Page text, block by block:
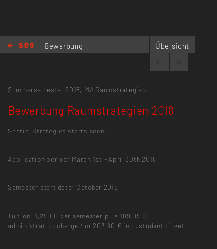
Bewerbung
Übersicht
Sommersemester 2018, MA Raumstrategien
Bewerbung Raumstrategien 2018
Spatial Strategies starts soon:
Application period: March 1st - April 30th 2018
Semester start date: October 2018
Tuition: 1,250 € per semester plus 109,09 €
administration charge / or 203,80 € incl. student ticket